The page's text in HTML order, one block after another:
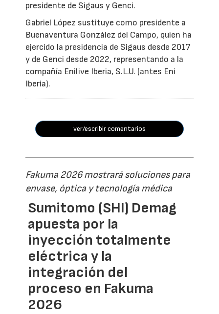
presidente de Sigaus y Genci.
Gabriel López sustituye como presidente a
Buenaventura González del Campo, quien ha
ejercido la presidencia de Sigaus desde 2017
y de Genci desde 2022, representando a la
compañía Enilive Iberia, S.L.U. (antes Eni
Iberia).
ver/escribir comentarios
Fakuma 2026 mostrará soluciones para
envase, óptica y tecnología médica
Sumitomo (SHI) Demag
apuesta por la
inyección totalmente
eléctrica y la
integración del
proceso en Fakuma
2026